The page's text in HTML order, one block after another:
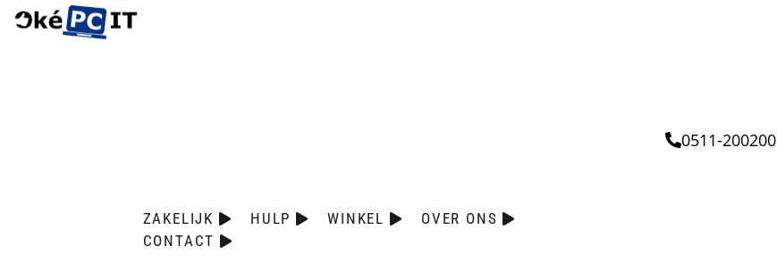
ZAKELIJK HULP WINKEL
OVER ONS
CONTACT
0511-200200